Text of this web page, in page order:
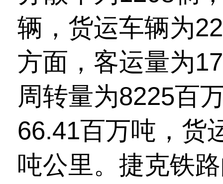
辆，货运车辆为
方面，客运量为
周转量为8225百
66.41百万吨，货
吨公里。捷克铁